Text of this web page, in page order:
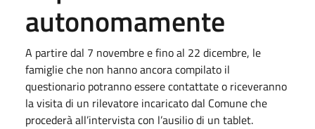
autonomamente
A partire dal 7 novembre e fino al 22 dicembre, le
famiglie che non hanno ancora compilato il
questionario potranno essere contattate o riceveranno
la visita di un rilevatore incaricato dal Comune che
procederà all’intervista con l’ausilio di un tablet.